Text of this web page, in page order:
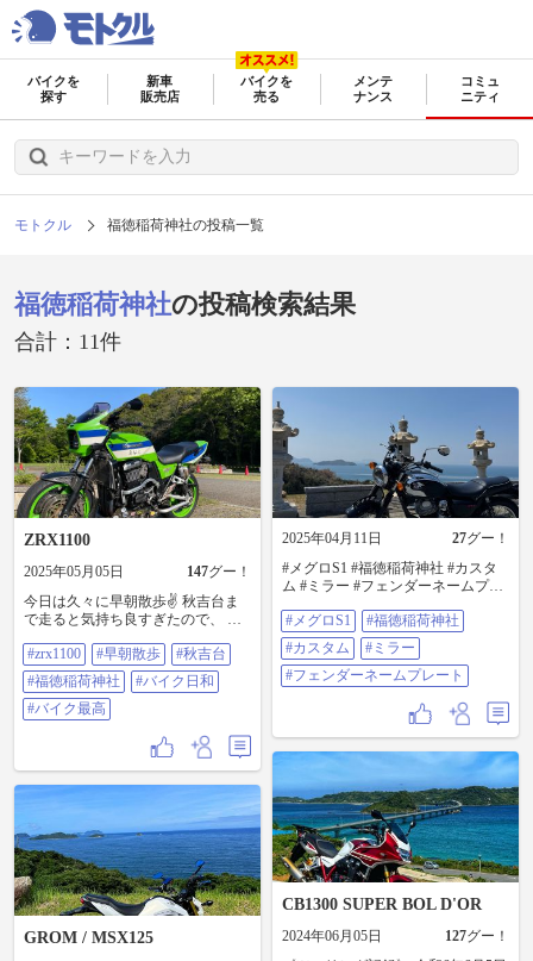
バイクを
探す
新車
販売店
バイクを
売る
メンテ
ナンス
コミュ
ニティ
モトクル 福徳稲荷神社の投稿一覧
福徳稲荷神社の投稿検索結果
合計：11件
ZRX1100
2025年05月05日 147グー！
今日は久々に早朝散歩✌️ 秋吉台ま
で走ると気持ち良すぎたので、 山
社へ⛩️ 相変わらずココの坂は急勾
配すぎて笑える🤣 DAX50の頃はロ
ーギアでもキツかったもんなw そ
んな急勾配を登るもんだから景色
お見せ出来ないのが残念ですが、
近くに来られた方は寄ってみる価
内安全を祈願して帰りました🙏 お
日和で幸せな時間でした☺️
#ZRX1100#早朝散歩#秋吉台#福徳
稲荷神社#バイク日和#バイク最高
#zrx1100 #早朝散歩
#秋吉台
#福徳稲荷神社
#バイク日和
#バイク最高
2025年04月11日 27グー！
#メグロS1 #福徳稲荷神社 #カスタ
ム #ミラー #フェンダーネームプレ
#メグロS1
#福徳稲荷神社
#カスタム
#ミラー
#フェンダーネームプレート
GROM / MSX125
CB1300 SUPER BOL D'OR
2024年06月05日 127グー！